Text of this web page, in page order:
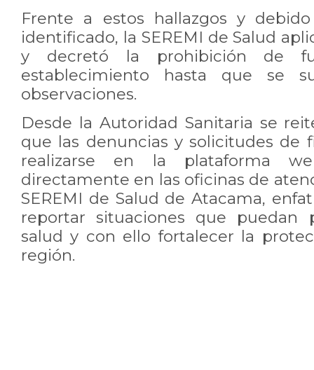
Frente a estos hallazgos y
identificado, la SEREMI de Salud
y decretó la prohibición de
establecimiento hasta que se
observaciones.
Desde la Autoridad Sanitaria se
que las denuncias y solicitudes de
realizarse en la plataforma
directamente en las oficinas de
SEREMI de Salud de Atacama,
reportar situaciones que puedan
salud y con ello fortalecer la
región.